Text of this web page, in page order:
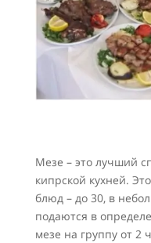
Мезе – это лучший
кипрской кухней.
блюд – до 30, в
подаются в
мезе на группу от 2